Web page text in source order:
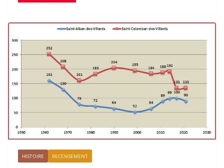
HISTOIRE RECENSEMENT